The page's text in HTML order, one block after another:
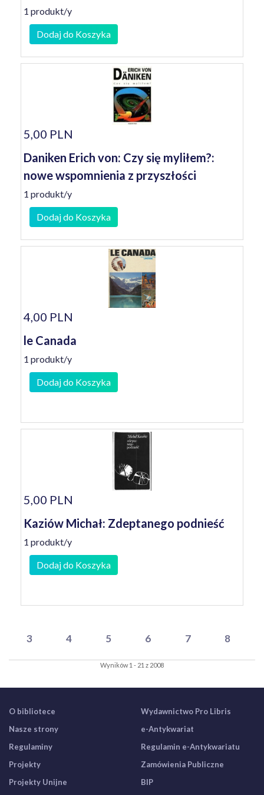
1 produkt/y
Dodaj do Koszyka
5,00 PLN
Daniken Erich von: Czy się myliłem?:
nowe wspomnienia z przyszłości
1 produkt/y
Dodaj do Koszyka
4,00 PLN
le Canada
1 produkt/y
Dodaj do Koszyka
5,00 PLN
Kaziów Michał: Zdeptanego podnieść
1 produkt/y
Dodaj do Koszyka
3 4 5 6 7 8
Wyników 1 - 21 z 2008
O bibliotece
Nasze strony
Regulaminy
Projekty
Projekty Unijne
Wydawnictwo Pro Libris
e-Antykwariat
Regulamin e-Antykwariatu
Zamówienia Publiczne
BIP